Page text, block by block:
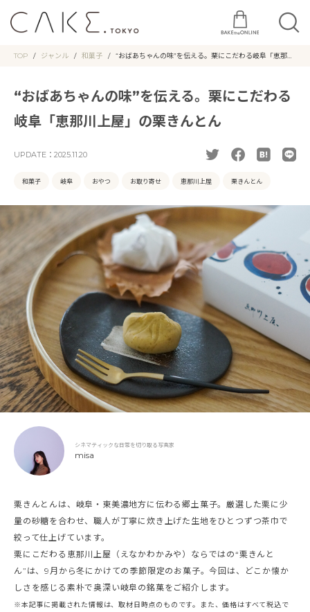
TOP ジャンル 和菓子
“おばあちゃんの味”を伝える。栗にこだわる岐阜「恵那川
“おばあちゃんの味”を伝える。栗にこだわる
岐阜「恵那川上屋」の栗きんとん
UPDATE： 2025.11.20
和菓子 岐阜 おやつ お取り寄せ 恵那川上屋 栗きんとん
シネマティックな日常を切り取る写真家
misa
栗きんとんは、岐阜・東美濃地方に伝わる郷土菓子。厳選した栗に少
量の砂糖を合わせ、職人が丁寧に炊き上げた生地をひとつずつ茶巾で
絞って仕上げています。
栗にこだわる恵那川上屋（えなかわかみや）ならではの“栗きんと
ん”は、9月から冬にかけての季節限定のお菓子。今回は、どこか懐か
しさを感じる素朴で奥深い岐阜の銘菓をご紹介します。
※本記事に掲載された情報は、取材日時点のものです。また、価格はすべて税込で